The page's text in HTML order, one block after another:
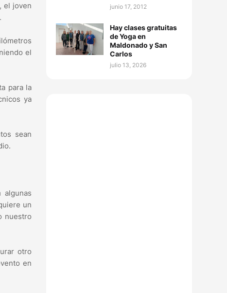
el joven
el
para la
ya
sean
un
nuestro
otro
en
junio 17, 2012
Hay clases gratuitas
de Yoga en
Maldonado y San
Carlos
julio 13, 2026